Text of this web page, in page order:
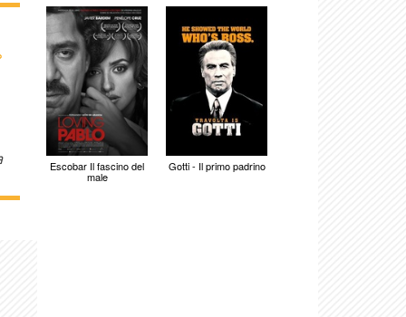
Escobar Il fascino del
male
Gotti - Il primo padrino